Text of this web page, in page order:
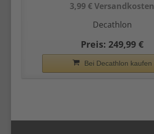
3,99 € Versandkosten
Decathlon
Preis: 249,99 €
Bei Decathlon kaufen